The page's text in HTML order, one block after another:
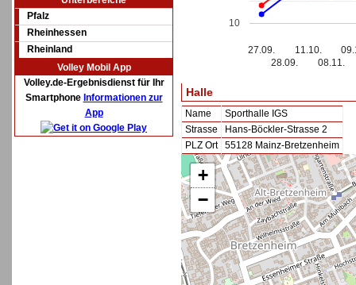
Pfalz
Rheinhessen
Rheinland
Volley Mobil App
Volley.de-Ergebnisdienst für Ihr
Smartphone Informationen zur
App
27.09.
28.09.
11.10.
08.11.
10
Halle
Name
Sporthalle IGS
Strasse
Hans-Böckler-Strasse 2
PLZ Ort
55128 Mainz-Bretzenheim
+
−